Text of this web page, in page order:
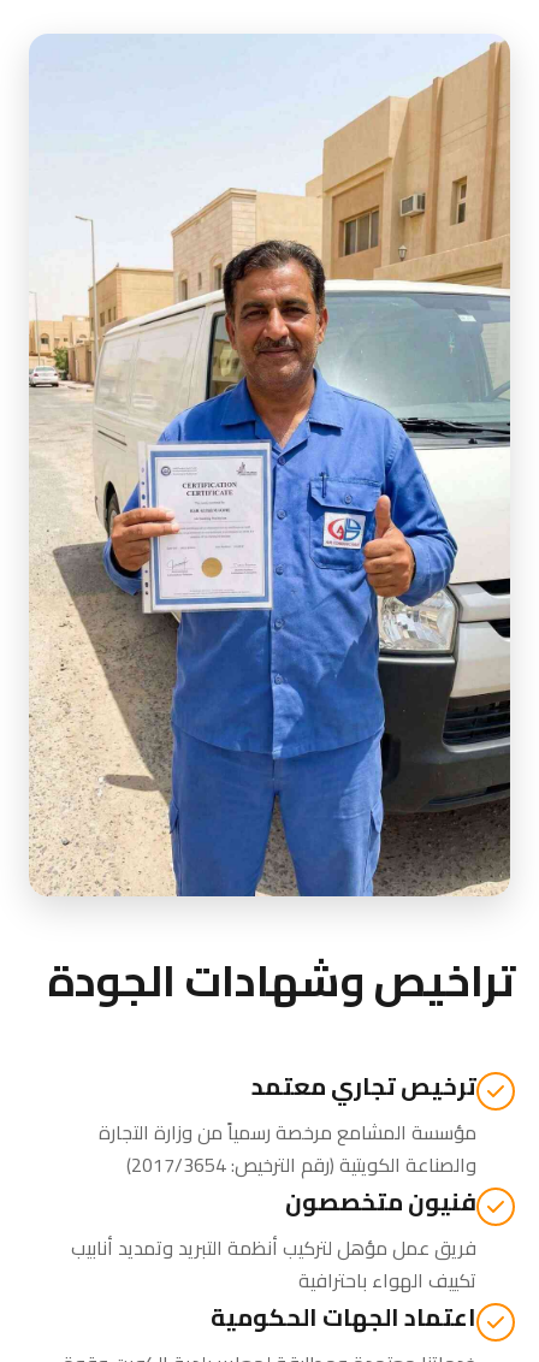
تراخيص وشهادات الجودة
ترخيص تجاري معتمد
مؤسسة المشامع مرخصة رسمياً منوزارة التجارة
والصناعة الكويتية(رقم الترخيص: 2017/3654)
فنيون متخصصون
فريق عمل مؤهل لتركيب أنظمة التبريد وتمديد أنابيب
تكييف الهواء باحترافية
اعتماد الجهات الحكومية